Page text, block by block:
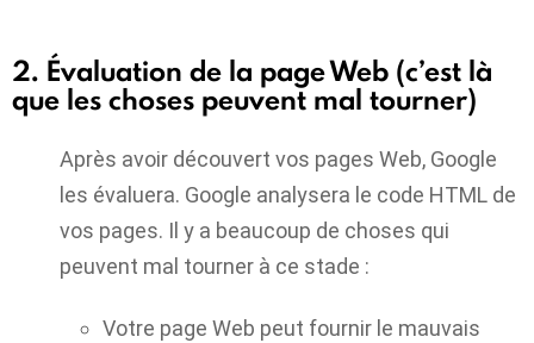
2. Évaluation de la page Web (c’est là
que les choses peuvent mal tourner)
Après avoir découvert vos pages Web, Google
les évaluera. Google analysera le code HTML de
vos pages. Il y a beaucoup de choses qui
peuvent mal tourner à ce stade :
Votre page Web peut fournir le mauvais